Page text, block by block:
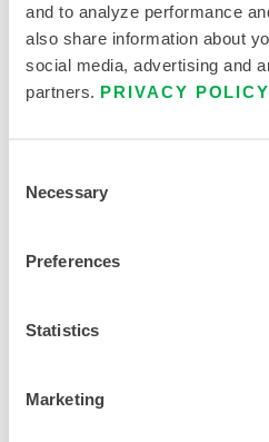
and to analyze performance
also share information about
social media, advertising and
partners. PRIVACY POLICY
Selection
Necessary
Preferences
Statistics
Marketing
Este producto no suele
cambiar su región en la parte